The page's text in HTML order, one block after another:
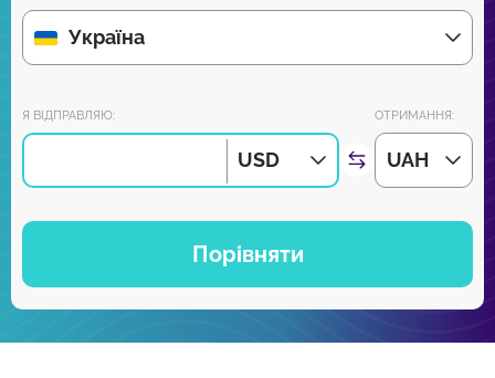
Україна
Я ВІДПРАВЛЯЮ:
USD
ОТРИМАННЯ:
UAH
Порівняти